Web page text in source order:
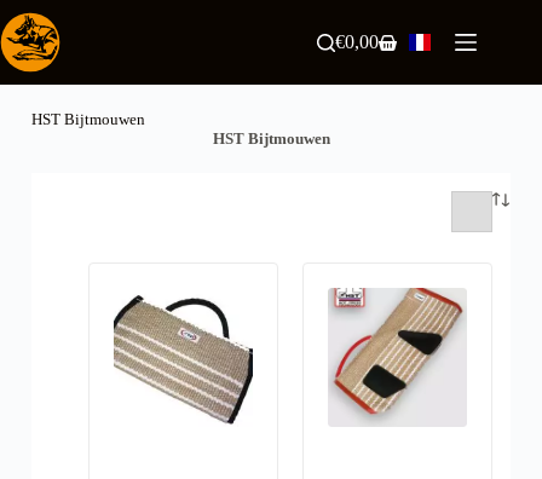
Passer
au
contenu
Panier
€0,00
HST Bijtmouwen
HST Bijtmouwen